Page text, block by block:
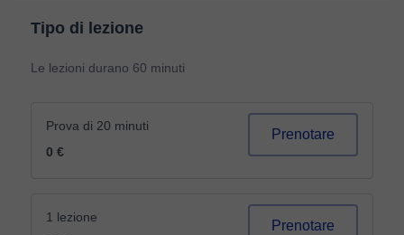
Tipo di lezione
Le lezioni durano 60 minuti
Prova di 20 minuti
0 €
Prenotare
1 lezione
Prenotare